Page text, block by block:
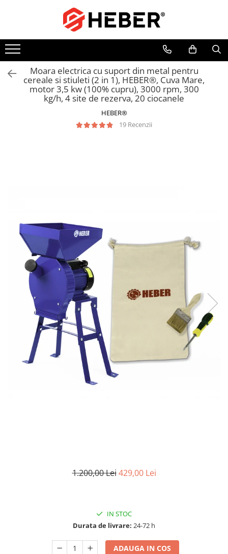
Toate Produsele
Mixere cu bol
Aer conditionat
Friteuze cu aer cald
Pompe de apa
Pompe submersibile nisip
Pompe de stropit manuale
Atomizoare
Mori electrice
Mori electrice cereale
Accesorii mori electrice
Batoze de porumb
Zdrobitoare struguri, fructe si
Dezumidificatoare
Aparate de sudura
Echipamente de lucru
Moara electrica cu suport din metal pentru
cereale si stiuleti (2 in 1), HEBER®, Cuva Mare,
motor 3,5 kw (100% cupru), 3000 rpm, 300
kg/h, 4 site de rezerva, 20 ciocanele
HEBER®
19 Recenzii
1.200,00 Lei 429,00 Lei
IN STOC
Durata de livrare: 24-72 h
ADAUGA IN COS